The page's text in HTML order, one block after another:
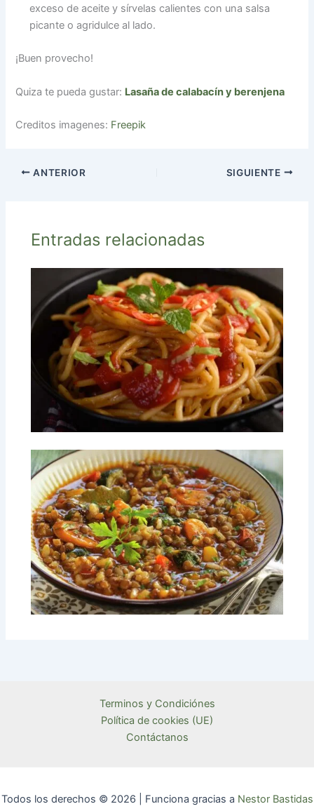
exceso de aceite y sírvelas calientes con una salsa
picante o agridulce al lado.
¡Buen provecho!
Quiza te pueda gustar: Lasaña de calabacín y berenjena
Creditos imagenes: Freepik
ANTERIOR SIGUIENTE
Entradas relacionadas
Terminos y Condiciónes
Política de cookies (UE)
Contáctanos
Todos los derechos © 2026 | Funciona gracias a Nestor Bastidas